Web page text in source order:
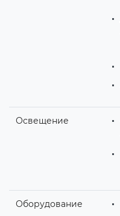
Освещение
Оборудование